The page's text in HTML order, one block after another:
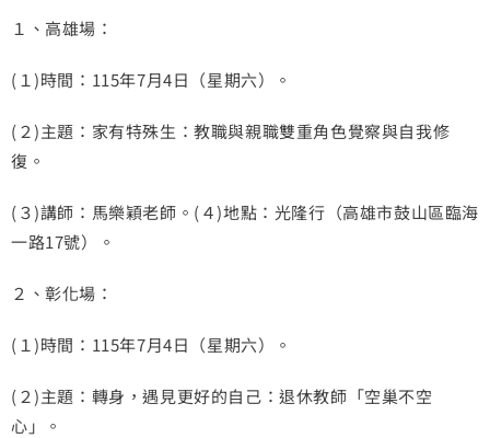
１、高雄場：
(１)時間：115年7月4日（星期六）。
(２)主題：家有特殊生：教職與親職雙重角色覺察與自我修
復。
(３)講師：馬樂穎老師。(４)地點：光隆行（高雄市鼓山區臨海
一路17號）。
２、彰化場：
(１)時間：115年7月4日（星期六）。
(２)主題：轉身，遇見更好的自己：退休教師「空巢不空
心」。